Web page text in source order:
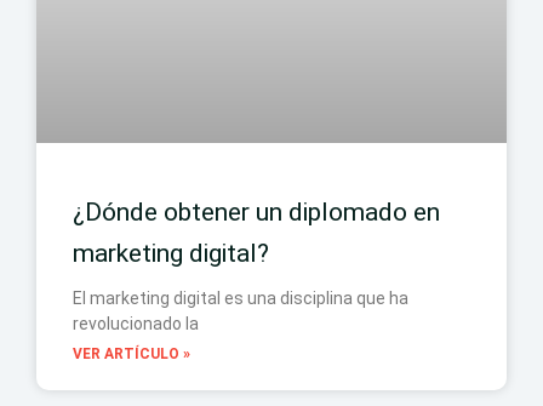
¿Dónde obtener un diplomado en
marketing digital?
El marketing digital es una disciplina que ha
revolucionado la
VER ARTÍCULO »